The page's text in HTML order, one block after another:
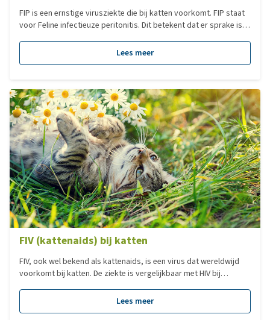
FIP is een ernstige virusziekte die bij katten voorkomt. FIP staat
voor Feline infectieuze peritonitis. Dit betekent dat er sprake is
uitleggen rond de ziekte FIP bij de kat.
Lees meer
FIV (kattenaids) bij katten
FIV, ook wel bekend als kattenaids, is een virus dat wereldwijd
voorkomt bij katten. De ziekte is vergelijkbaar met HIV bij
specifiek, wat betekent dat het alleen katten kan besmetten.
Hoewel FIV een ernstige aandoening is, kunnen katten met de
Lees meer